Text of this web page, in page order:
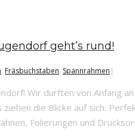
geht’s rund!
, Fräsbuchstaben, Spannrahmen |
Wir durften von Anfang
die Blicke auf sich.
Folierungen und